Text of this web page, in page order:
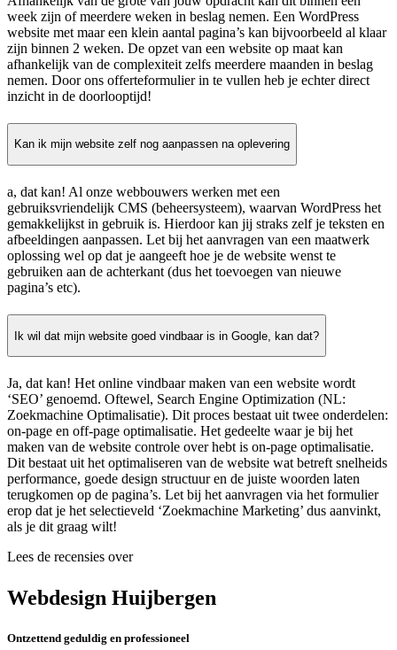
week zijn of meerdere weken in beslag nemen. Een WordPress
website met maar een klein aantal pagina’s kan bijvoorbeeld al klaar
zijn binnen 2 weken. De opzet van een website op maat kan
afhankelijk van de complexiteit zelfs meerdere maanden in beslag
nemen. Door ons offerteformulier in te vullen heb je echter direct
inzicht in de doorlooptijd!
Kan ik mijn website zelf nog aanpassen na oplevering
a, dat kan! Al onze webbouwers werken met een
gebruiksvriendelijk CMS (beheersysteem), waarvan WordPress het
gemakkelijkst in gebruik is. Hierdoor kan jij straks zelf je teksten en
afbeeldingen aanpassen. Let bij het aanvragen van een maatwerk
oplossing wel op dat je aangeeft hoe je de website wenst te
gebruiken aan de achterkant (dus het toevoegen van nieuwe
pagina’s etc).
Ik wil dat mijn website goed vindbaar is in Google, kan dat?
Ja, dat kan! Het online vindbaar maken van een website wordt
‘SEO’ genoemd. Oftewel, Search Engine Optimization (NL:
Zoekmachine Optimalisatie). Dit proces bestaat uit twee onderdelen:
on-page en off-page optimalisatie. Het gedeelte waar je bij het
maken van de website controle over hebt is on-page optimalisatie.
Dit bestaat uit het optimaliseren van de website wat betreft snelheids
performance, goede design structuur en de juiste woorden laten
terugkomen op de pagina’s. Let bij het aanvragen via het formulier
erop dat je het selectieveld ‘Zoekmachine Marketing’ dus aanvinkt,
als je dit graag wilt!
Lees de recensies over
Webdesign Huijbergen
Ontzettend geduldig en professioneel